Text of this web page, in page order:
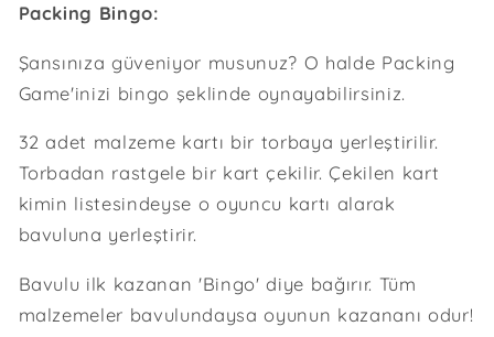
Packing Bingo:
Şansınıza güveniyor musunuz? O halde Packing
Game'inizi bingo şeklinde oynayabilirsiniz.
32 adet malzeme kartı bir torbaya yerleştirilir.
Torbadan rastgele bir kart çekilir. Çekilen kart
kimin listesindeyse o oyuncu kartı alarak
bavuluna yerleştirir.
Bavulu ilk kazanan 'Bingo' diye bağırır. Tüm
malzemeler bavulundaysa oyunun kazananı odur!